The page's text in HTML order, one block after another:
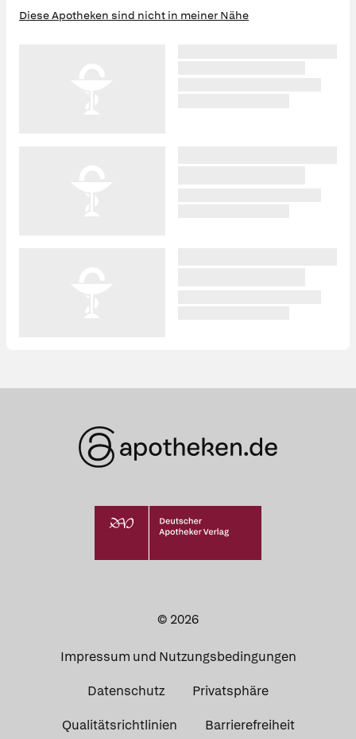
Diese Apotheken sind nicht in meiner Nähe
© 2026
Impressum und Nutzungsbedingungen
Datenschutz Privatsphäre
Qualitätsrichtlinien Barrierefreiheit